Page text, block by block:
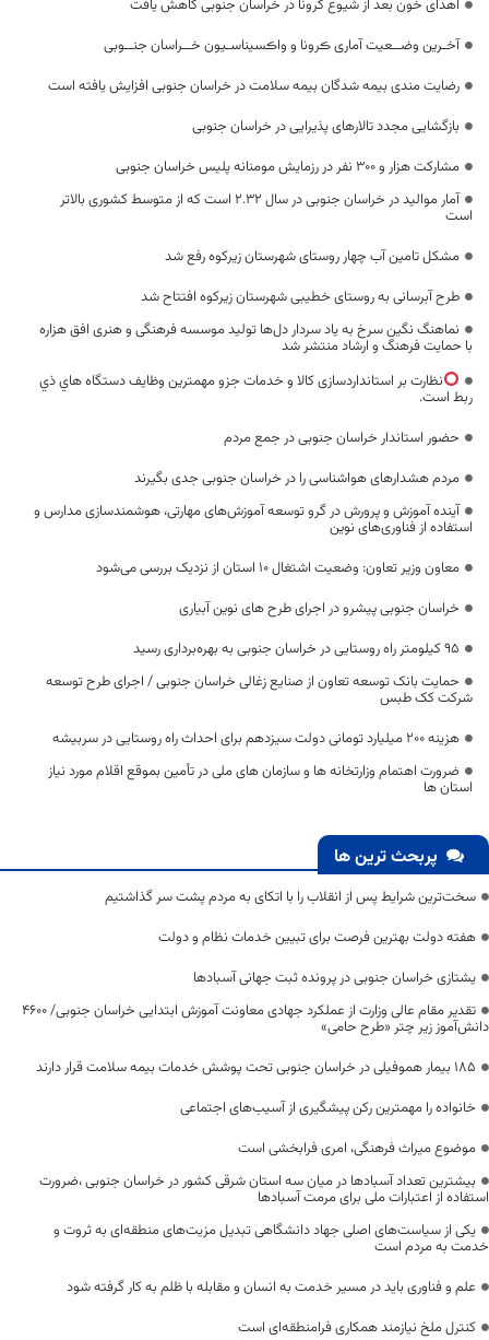
اهدای خون بعد از شیوع کرونا در خراسان جنوبی کاهش یافت
آخـرین وضــعیت آماری ڪرونا و واڪسیناسـیون خــراسان جنــوبی
رضایت مندی بیمه شدگان بیمه سلامت در خراسان جنوبی افزایش یافته است
بازگشایی مجدد تالارهای پذیرایی در خراسان جنوبی
مشارکت هزار و ۳۰۰ نفر در رزمایش مومنانه پلیس خراسان جنوبی
آمار موالید در خراسان جنوبی در سال ۲.۳۲ است که از متوسط کشوری بالاتر
است
مشکل تامین آب چهار روستای شهرستان زیرکوه رفع شد
طرح آبرسانی به روستای خطیبی شهرستان زیرکوه افتتاح شد
نماهنگ نگین سرخ به یاد سردار دل‌ها تولید موسسه فرهنگی و هنری افق هزاره
با حمایت فرهنگ و ارشاد منتشر شد
نظارت بر استانداردسازی کالا و خدمات جزو مهمترین وظایف دستگاه هاي ذي
ربط است.
حضور استاندار خراسان جنوبی در جمع مردم
مردم هشدارهای هواشناسی را در خراسان جنوبی جدی بگیرند
آینده آموزش و پرورش در گرو توسعه آموزش‌های مهارتی، هوشمندسازی مدارس و
استفاده از فناوری‌های نوین
معاون وزیر تعاون: وضعیت اشتغال ۱۰ استان از نزدیک بررسی می‌شود
خراسان جنوبی پیشرو در اجرای طرح های نوین آبیاری
۹۵ کیلومتر راه روستایی در خراسان جنوبی به بهره‌برداری رسید
حمایت بانک توسعه تعاون از صنایع زغالی خراسان جنوبی / اجرای طرح توسعه
شرکت کک طبس
هزینه ۲۰۰ میلیارد تومانی دولت سیزدهم برای احداث راه روستایی در سربیشه
ضرورت اهتمام وزارتخانه ها و سازمان های ملی در تأمین بموقع اقلام مورد نیاز
استان ها
پربحث ترین ها
سخت‌ترین شرایط پس از انقلاب را با اتکای به مردم پشت سر گذاشتیم
هفته دولت بهترین فرصت برای تبیین خدمات نظام و دولت
یشتازی خراسان جنوبی در پرونده ثبت جهانی آسبادها
تقدیر مقام عالی وزارت از عملکرد جهادی معاونت آموزش ابتدایی خراسان جنوبی/ ۴۶۰۰
دانش‌آموز زیر چتر «طرح حامی»
۱۸۵ بیمار هموفیلی در خراسان جنوبی تحت پوشش خدمات بیمه سلامت قرار دارند
خانواده را مهمترین رکن پیشگیری از آسیب‌های اجتماعی
موضوع میراث فرهنگی، امری فرابخشی است
بیشترین تعداد آسبادها در میان سه استان شرقی کشور در خراسان جنوبی ،ضرورت
استفاده از اعتبارات ملی برای مرمت آسبادها
یکی از سیاست‌های اصلی جهاد دانشگاهی تبدیل مزیت‌های منطقه‌ای به ثروت و
خدمت به مردم است
علم و فناوری باید در مسیر خدمت به انسان و مقابله با ظلم به کار گرفته شود
کنترل ملخ نیازمند همکاری فرامنطقه‌ای است